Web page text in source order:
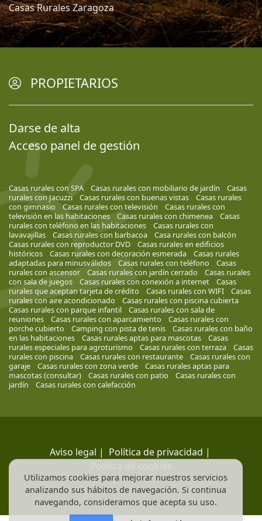
Casas Rurales Zaragoza
PROPIETARIOS
Darse de alta
Acceso panel de gestión
Casas rurales con SPA Casas rurales con mobiliario de jardín
Casas
rurales con Jacuzzi
Casas rurales con buenas vistas
Casas rurales
con gimnasio
Casas rurales con televisión
Casas rurales con
televisión en las habitaciones
Casas rurales con chimenea
Casas
rurales con teléfono en las habitaciones
Casas rurales con
lavavajillas
Casas rurales con barbacoa
Casa rurales con balcón
Casas rurales con reproductor DVD
Casas rurales en edificios
históricos
Casas rurales con decoración esmerada
Casas rurales
adaptadas para minusválidos
Casas rurales con teléfono
Casas
rurales con ascensor
Casas rurales con jardín cerrado
Casas rurales
con sala de juegos
Casas rurales con conexión a internet
Casas
rurales que aceptan tarjeta de crédito
Casas rurales con WIFI
Casas
rurales con aire acondicionado
Casas rurales con piscina cubierta
Casas rurales con parque infantil
Casas rurales con sala de
reuniones
Casas rurales con aparcamiento
Casas rurales con
porche cubierto
Camping con pista de tenis
Casas rurales con baño
en las habitaciones
Casas rurales aptas para mascotas
Casas
rurales especiales para agroturismo
Casas rurales con terraza
Casas
rurales con piscina
Casas rurales con restaurante
Casas rurales con
garaje
Casas rurales con zona verde
Casas rurales aptas para
mascotas (consultar)
Casas rurales con patio
Casas rurales con
jardín
Casas rurales con calefacción
Aviso legal | Política de privacidad |
Política de cookies
Utilizamos cookies para mejorar nuestros servicios
analizando sus hábitos de navegación. Si continua
navegando, consideramos que acepta su uso.